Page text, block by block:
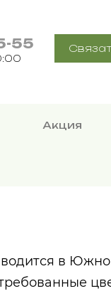
55
Акция
в